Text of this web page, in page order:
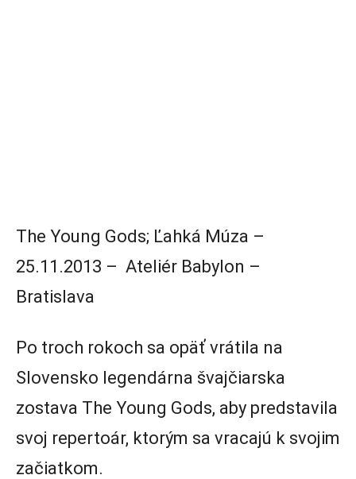
The Young Gods; Ľahká Múza –
25.11.2013 – Ateliér Babylon –
Bratislava
Po troch rokoch sa opäť vrátila na
Slovensko legendárna švajčiarska
zostava The Young Gods, aby predstavila
svoj repertoár, ktorým sa vracajú k svojim
začiatkom.